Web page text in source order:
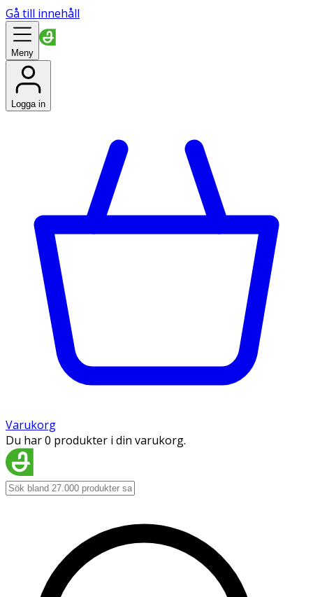
Gå till innehåll
Meny
Logga in
Varukorg
Du har 0 produkter i din varukorg.